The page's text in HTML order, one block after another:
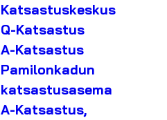
Katsastuskeskus
Q-Katsastus
A-Katsastus
Pamilonkadun
katsastusasema
A-Katsastus,